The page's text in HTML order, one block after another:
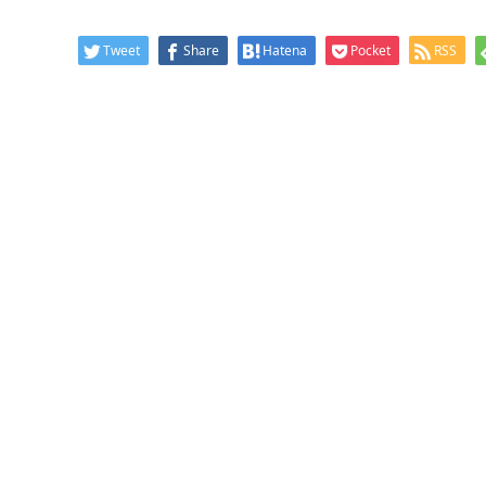
Tweet Share Hatena Pocket RSS